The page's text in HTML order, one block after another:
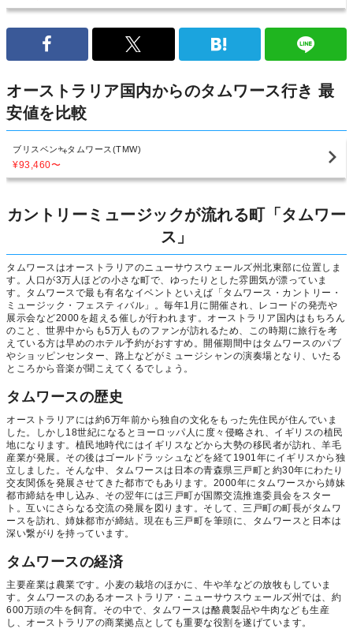
オーストラリア国内からのタムワース行き 最
安値を比較
ブリスベン タムワース(TMW)
¥93,460〜
カントリーミュージックが流れる町「タムワー
ス」
タムワースはオーストラリアのニューサウスウェールズ州北東部に位置しま
す。人口が3万人ほどの小さな町で、ゆったりとした雰囲気が漂っていま
す。タムワースで最も有名なイベントといえば「タムワース・カントリー・
ミュージック・フェスティバル」。毎年1月に開催され、レコードの発売や
展示会など2000を超える催しが行われます。オーストラリア国内はもちろん
のこと、世界中からも5万人ものファンが訪れるため、この時期に旅行を考
えている方は早めのホテル予約がおすすめ。開催期間中はタムワースのパブ
やショッピンセンター、路上などがミュージシャンの演奏場となり、いたる
ところから音楽が聞こえてくるでしょう。
タムワースの歴史
オーストラリアには約6万年前から独自の文化をもった先住民が住んでいま
した。しかし18世紀になるとヨーロッパ人に度々侵略され、イギリスの植民
地になります。植民地時代にはイギリスなどから大勢の移民者が訪れ、羊毛
産業が発展。その後はゴールドラッシュなどを経て1901年にイギリスから独
立しました。そんな中、タムワースは日本の青森県三戸町と約30年にわたり
交友関係を発展させてきた都市でもあります。2000年にタムワースから姉妹
都市締結を申し込み、その翌年には三戸町が国際交流推進委員会をスター
ト。互いにさらなる交流の発展を図ります。そして、三戸町の町長がタムワ
ースを訪れ、姉妹都市が締結。現在も三戸町を筆頭に、タムワースと日本は
深い繋がりを持っています。
タムワースの経済
主要産業は農業です。小麦の栽培のほかに、牛や羊などの放牧もしていま
す。タムワースのあるオーストラリア・ニューサウスウェールズ州では、約
600万頭の牛を飼育。その中で、タムワースは酪農製品や牛肉なども生産
し、オーストラリアの商業拠点としても重要な役割を遂げています。